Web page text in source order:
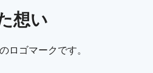
想い
ロゴマークです。